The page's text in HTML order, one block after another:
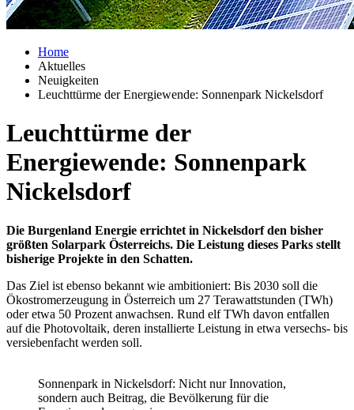
Home
Aktuelles
Neuigkeiten
Leuchttürme der Energiewende: Sonnenpark Nickelsdorf
Leuchttürme der
Energiewende: Sonnenpark
Nickelsdorf
Die Burgenland Energie errichtet in Nickelsdorf den bisher
größten Solarpark Österreichs. Die Leistung dieses Parks stellt
bisherige Projekte in den Schatten.
Das Ziel ist ebenso bekannt wie ambitioniert: Bis 2030 soll die
Ökostromerzeugung in Österreich um 27 Terawattstunden (TWh)
oder etwa 50 Prozent anwachsen. Rund elf TWh davon entfallen
auf die Photovoltaik, deren installierte Leistung in etwa versechs- bis
versiebenfacht werden soll.
Sonnenpark in Nickelsdorf: Nicht nur Innovation,
sondern auch Beitrag, die Bevölkerung für die